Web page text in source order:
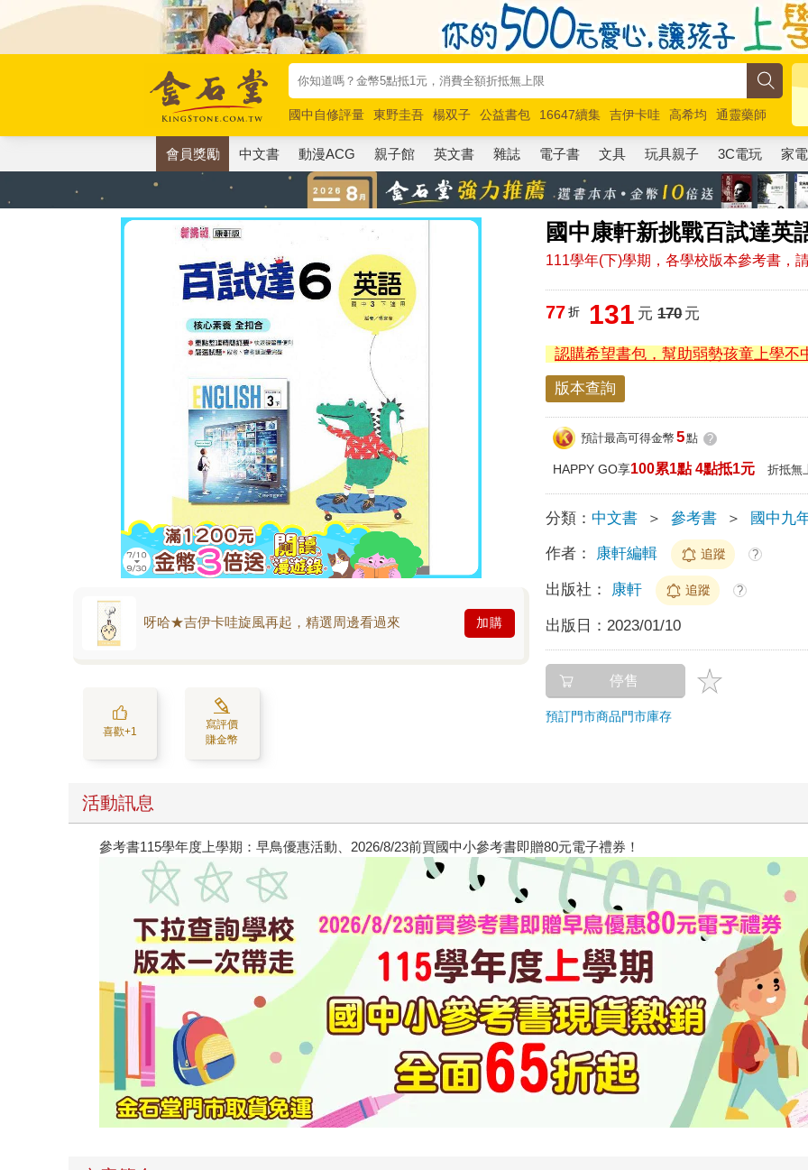
國中自修評量 東野圭吾 楊双子 公益書包 16647續集 吉伊卡哇 高希均
通靈藥師
唯紅花綻放
奧德賽 路邊攤新作 馬斯克 玩具總動員5 超慢跑
會員獎勵 中文書 動漫ACG 親子館 英文書 雜誌 電子書 文具 玩具親子 3C電玩 家電
國中康軒新挑戰百試達英
111學年(下)學期，各學校版本參考書，
呀哈★吉伊卡哇旋風再起，精選周邊看過來 加購
喜歡+1
寫評價
賺金幣
77 折 131 元 170元
認購希望書包，幫助弱勢孩童上學不
版本查詢
預計最高可得金幣 5點 ?
HAPPY GO享100累1點 4點抵1元 折抵無
分類： 中文書 ＞ 參考書 ＞ 國中九
作者： 康軒編輯 追蹤 ?
出版社： 康軒 追蹤 ?
出版日： 2023/01/10
停售
預訂門市商品門市庫存
活動訊息
參考書115學年度上學期：早鳥優惠活動、2026/8/23前買國中小參考書即贈80元電子禮券！